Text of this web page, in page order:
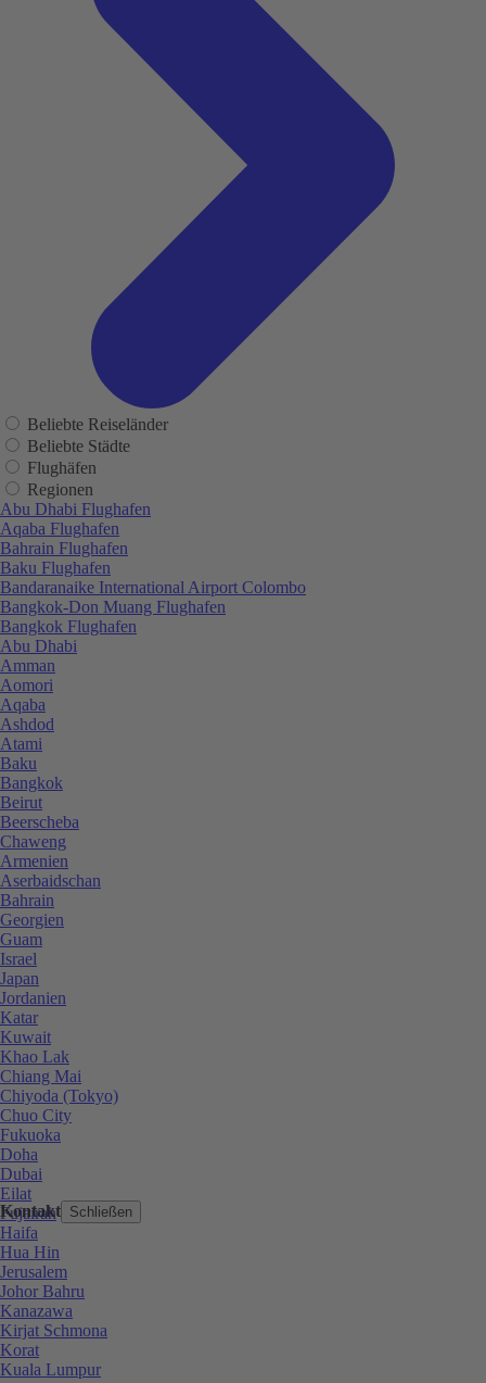
Kontakt Schließen
Beliebte Reiseländer
Beliebte Städte
Flughäfen
Regionen
Abu Dhabi Flughafen
Aqaba Flughafen
Bahrain Flughafen
Baku Flughafen
Bandaranaike International Airport Colombo
Bangkok-Don Muang Flughafen
Bangkok Flughafen
Abu Dhabi
Amman
Aomori
Aqaba
Ashdod
Atami
Baku
Bangkok
Beirut
Beerscheba
Chaweng
Armenien
Aserbaidschan
Bahrain
Georgien
Guam
Israel
Japan
Jordanien
Katar
Kuwait
Khao Lak
Chiang Mai
Chiyoda (Tokyo)
Chuo City
Fukuoka
Doha
Dubai
Eilat
Fujairah
Haifa
Hua Hin
Jerusalem
Johor Bahru
Kanazawa
Kirjat Schmona
Korat
Kuala Lumpur